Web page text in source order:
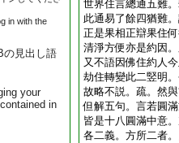
in with the
の見出し語
your
in
世界住言總通五難
此通易了餘四猶難
正是果相正辯果住
清淨方便亦是約因
又不語因佛住約人
劫住轉變此二竪明
故略不説。疏。然
但解五句。言若圓
皆是十八圓滿中意
各二義。方所二者